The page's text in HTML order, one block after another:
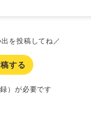
を投稿してね／
する
）が必要です